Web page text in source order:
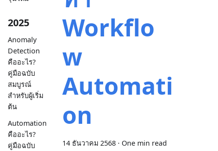
2025
Anomaly
Detection
คืออะไร?
คู่มือฉบับ
สมบูรณ์
สำหรับผู้เริ่ม
ต้น
Automation
คืออะไร?
คู่มือฉบับ
Workflo
w
Automati
on
14 ธันวาคม 2568 · One min read